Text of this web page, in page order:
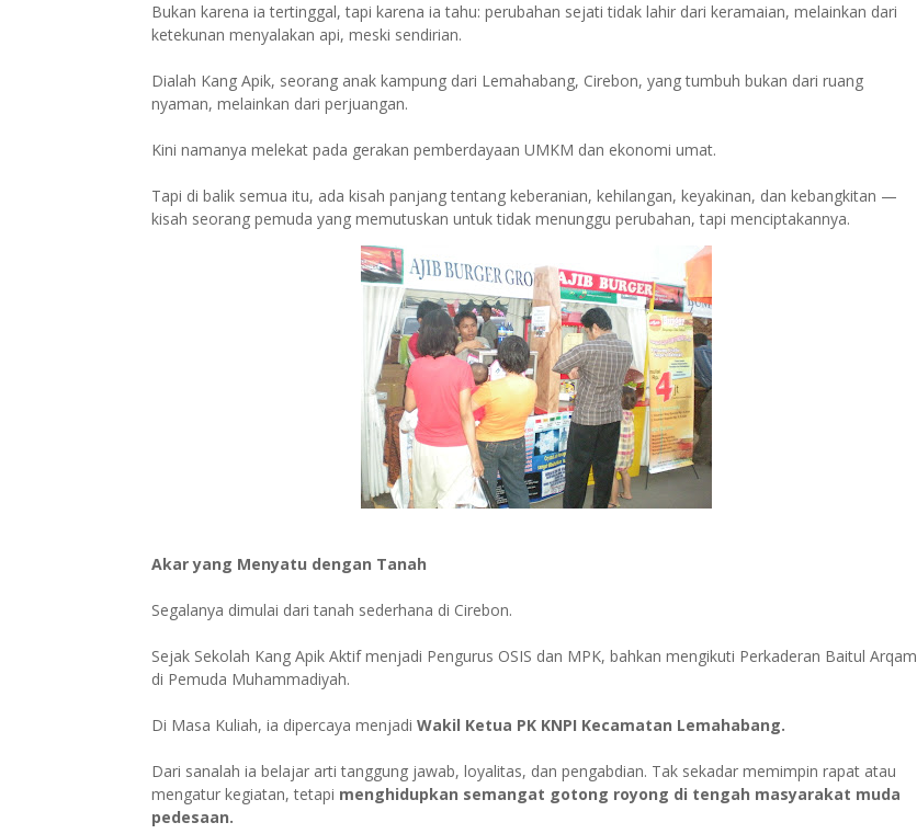
Bukan karena ia tertinggal, tapi karena ia tahu: perubahan sejati tidak lahir dari keramaian, melainkan dari
ketekunan menyalakan api, meski sendirian.
Dialah Kang Apik, seorang anak kampung dari Lemahabang, Cirebon, yang tumbuh bukan dari ruang
nyaman, melainkan dari perjuangan.
Kini namanya melekat pada gerakan pemberdayaan UMKM dan ekonomi umat.
Tapi di balik semua itu, ada kisah panjang tentang keberanian, kehilangan, keyakinan, dan kebangkitan —
kisah seorang pemuda yang memutuskan untuk tidak menunggu perubahan, tapi menciptakannya.
Akar yang Menyatu dengan Tanah
Segalanya dimulai dari tanah sederhana di Cirebon.
Sejak Sekolah Kang Apik Aktif menjadi Pengurus OSIS dan MPK, bahkan mengikuti Perkaderan Baitul Arqam
di Pemuda Muhammadiyah.
Di Masa Kuliah, ia dipercaya menjadi Wakil Ketua PK KNPI Kecamatan Lemahabang.
Dari sanalah ia belajar arti tanggung jawab, loyalitas, dan pengabdian. Tak sekadar memimpin rapat atau
mengatur kegiatan, tetapi menghidupkan semangat gotong royong di tengah masyarakat muda
pedesaan.